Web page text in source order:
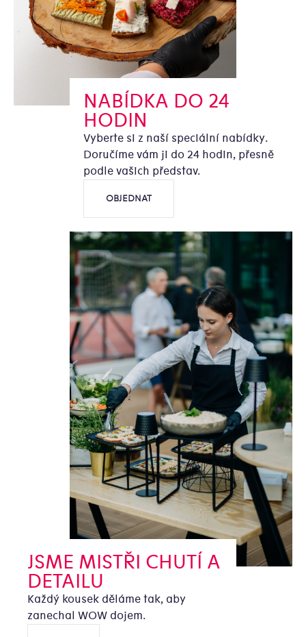
NABÍDKA DO 24
HODIN
Vyberte si z naší speciální nabídky.
Doručíme vám ji do 24 hodin, přesně
podle vašich představ.
OBJEDNAT
JSME MISTŘI CHUTÍ A
DETAILU
Každý kousek děláme tak, aby
zanechal WOW dojem.